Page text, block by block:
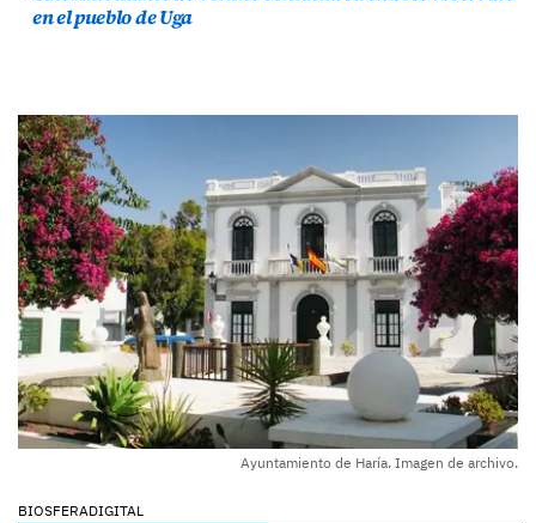
en el pueblo de Uga
Ayuntamiento de Haría. Imagen de archivo.
BIOSFERADIGITAL